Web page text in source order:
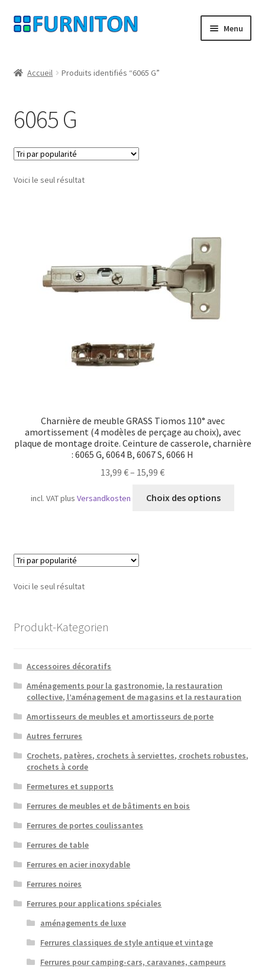
Aller
à
navigation
Aller
au
Menu
Protection des données
Droit de rétractation
Contact
Transport maritime
Accueil Produits identifiés “6065 G”
6065 G
Voici le seul résultat
Charnière de meuble GRASS Tiomos 110° avec
amortissement (4 modèles de perçage au choix), avec
plaque de montage droite. Ceinture de casserole, charnière
: 6065 G, 6064 B, 6067 S, 6066 H
13,99 €– 15,99 €
incl. VATplusVersandkosten Choix des options
produit
Voici le seul résultat
Produkt-Kategorien
Accessoires décoratifs
Aménagements pour la gastronomie, la restauration
collective, l’aménagement de magasins et la restauration
Amortisseurs de meubles et amortisseurs de porte
Autres ferrures
Crochets, patères, crochets à serviettes, crochets robustes,
crochets à corde
Fermetures et supports
Ferrures de meubles et de bâtiments en bois
Ferrures de portes coulissantes
Ferrures de table
Ferrures en acier inoxydable
Ferrures noires
Ferrures pour applications spéciales
aménagements de luxe
Ferrures classiques de style antique et vintage
Ferrures pour camping-cars, caravanes, campeurs